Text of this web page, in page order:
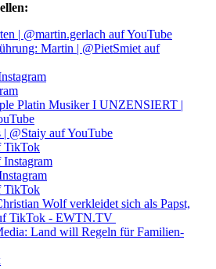
| @martin.gerlach auf YouTube
Martin | @PietSmiet auf
Platin Musiker I UNZENSIERT |
@Staiy auf YouTube
TikTok
TikTok
Wolf verkleidet sich als Papst,
TikTok - EWTN.TV
Land will Regeln für Familien-